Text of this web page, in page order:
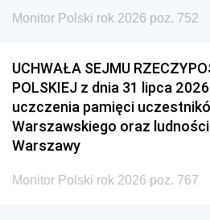
Monitor Polski rok 2026 poz. 752
UCHWAŁA SEJMU
POLSKIEJ z dnia 31 lipca
uczczenia pamięci
Warszawskiego oraz
Warszawy
Monitor Polski rok 2026 poz. 767